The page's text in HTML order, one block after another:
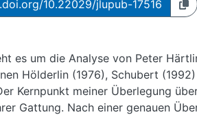
10.22029/jlupub-17516
es um die Analyse von Peter
Hölderlin (1976), Schubert
Kernpunkt meiner Überlegung
Gattung. Nach einer genauen